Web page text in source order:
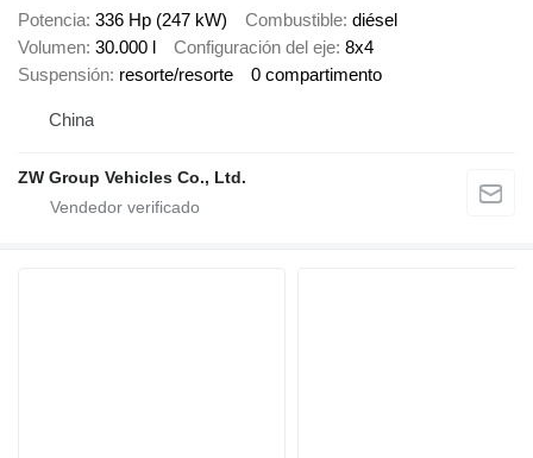
Potencia 336 Hp (247 kW) Combustible diésel
Volumen 30.000 l Configuración del eje 8x4
Suspensión resorte/resorte 0 compartimento
China
ZW Group Vehicles Co., Ltd.